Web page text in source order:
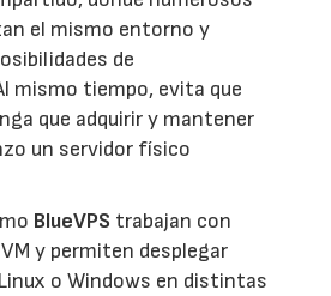
el mismo entorno y
de
mismo tiempo, evita que
que adquirir y mantener
un servidor físico
BlueVPS trabajan con
y permiten desplegar
o Windows en distintas